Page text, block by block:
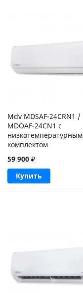
Mdv MDSAF-24CRN1 /
MDOAF-24CN1 с
низкотемпературным
комплектом
59 900 ₽
Купить